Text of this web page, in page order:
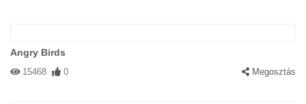
Angry Birds
15468 0 Megosztás